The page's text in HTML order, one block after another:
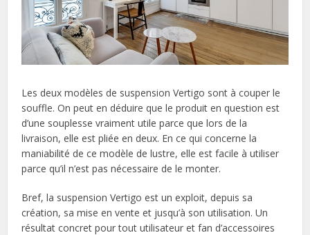
Les deux modèles de suspension Vertigo sont à couper le
souffle. On peut en déduire que le produit en question est
d’une souplesse vraiment utile parce que lors de la
livraison, elle est pliée en deux. En ce qui concerne la
maniabilité de ce modèle de lustre, elle est facile à utiliser
parce qu’il n’est pas nécessaire de le monter.
Bref, la suspension Vertigo est un exploit, depuis sa
création, sa mise en vente et jusqu’à son utilisation. Un
résultat concret pour tout utilisateur et fan d’accessoires